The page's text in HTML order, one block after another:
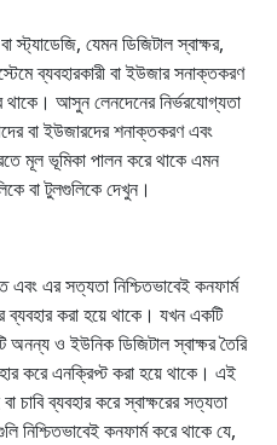
যেমন ডিজিটাল স্বাক্ষর,
ব্যবহারকারী বা ইউজার সনাক্তকরণ
থাকে। আসুন লেনদেনের নির্ভরযোগ্যতা
বা ইউজারদের শনাক্তকরণ এবং
মূল ভূমিকা পালন করে থাকে এমন
বা টুলগুলিকে দেখুন।
এর সত্যতা নিশ্চিতভাবেই কনফার্ম
ব্যবহার করা হয়ে থাকে। যখন একটি
ও ইউনিক ডিজিটাল স্বাক্ষর তৈরি
করে এনক্রিপ্ট করা হয়ে থাকে। এই
চাবি ব্যবহার করে স্বাক্ষরের সত্যতা
নিশ্চিতভাবেই কনফার্ম করে থাকে যে,